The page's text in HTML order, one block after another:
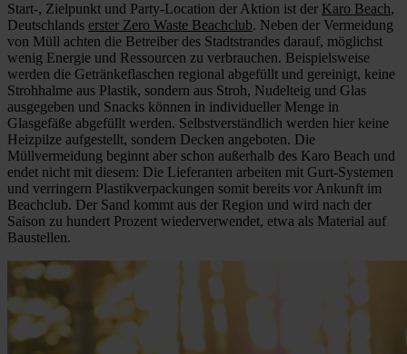
Start-, Zielpunkt und Party-Location der Aktion ist der Karo Beach,
Deutschlands erster Zero Waste Beachclub. Neben der Vermeidung
von Müll achten die Betreiber des Stadtstrandes darauf, möglichst
wenig Energie und Ressourcen zu verbrauchen. Beispielsweise
werden die Getränkeflaschen regional abgefüllt und gereinigt, keine
Strohhalme aus Plastik, sondern aus Stroh, Nudelteig und Glas
ausgegeben und Snacks können in individueller Menge in
Glasgefäße abgefüllt werden. Selbstverständlich werden hier keine
Heizpilze aufgestellt, sondern Decken angeboten. Die
Müllvermeidung beginnt aber schon außerhalb des Karo Beach und
endet nicht mit diesem: Die Lieferanten arbeiten mit Gurt-Systemen
und verringern Plastikverpackungen somit bereits vor Ankunft im
Beachclub. Der Sand kommt aus der Region und wird nach der
Saison zu hundert Prozent wiederverwendet, etwa als Material auf
Baustellen.